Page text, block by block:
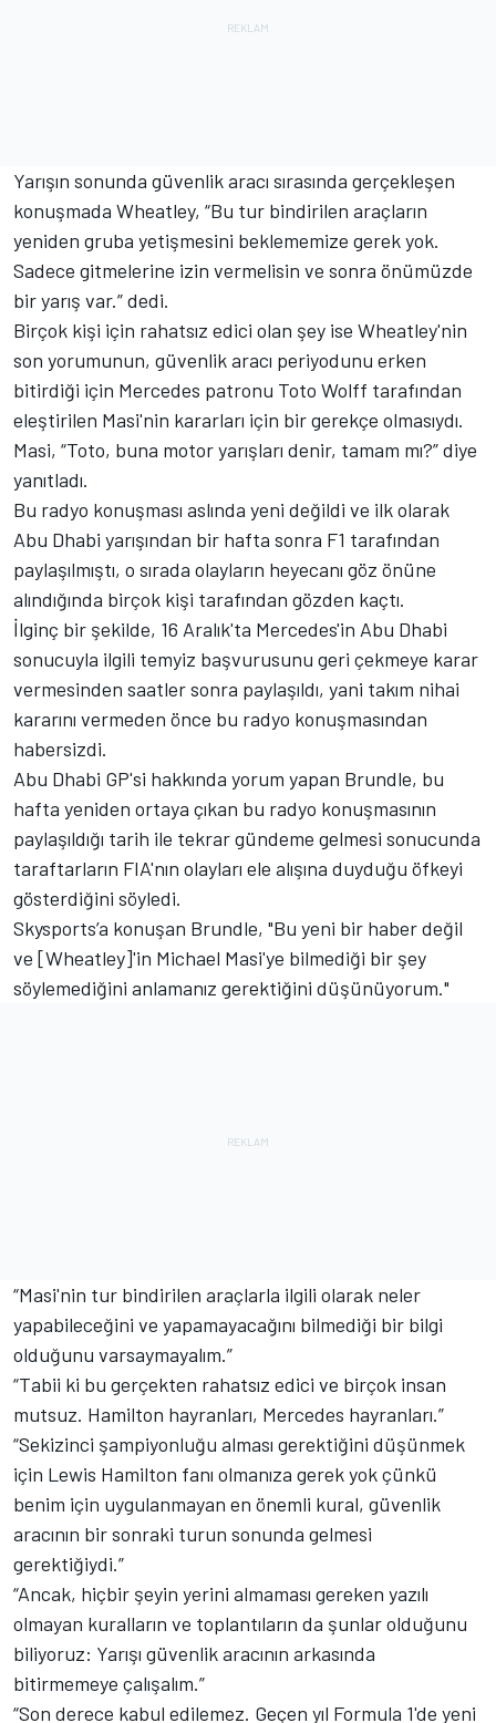
Yarışın sonunda güvenlik aracı sırasında gerçekleşen
konuşmada Wheatley, “Bu tur bindirilen araçların
yeniden gruba yetişmesini beklememize gerek yok.
Sadece gitmelerine izin vermelisin ve sonra önümüzde
bir yarış var.” dedi.
Birçok kişi için rahatsız edici olan şey ise Wheatley'nin
son yorumunun, güvenlik aracı periyodunu erken
bitirdiği için Mercedes patronu Toto Wolff tarafından
eleştirilen Masi'nin kararları için bir gerekçe olmasıydı.
Masi, “Toto, buna motor yarışları denir, tamam mı?” diye
yanıtladı.
Bu radyo konuşması aslında yeni değildi ve ilk olarak
Abu Dhabi yarışından bir hafta sonra F1 tarafından
paylaşılmıştı, o sırada olayların heyecanı göz önüne
alındığında birçok kişi tarafından gözden kaçtı.
İlginç bir şekilde, 16 Aralık'ta Mercedes'in Abu Dhabi
sonucuyla ilgili temyiz başvurusunu geri çekmeye karar
vermesinden saatler sonra paylaşıldı, yani takım nihai
kararını vermeden önce bu radyo konuşmasından
habersizdi.
Abu Dhabi GP'si hakkında yorum yapan Brundle, bu
hafta yeniden ortaya çıkan bu radyo konuşmasının
paylaşıldığı tarih ile tekrar gündeme gelmesi sonucunda
taraftarların FIA'nın olayları ele alışına duyduğu öfkeyi
gösterdiğini söyledi.
Skysports’a konuşan Brundle, "Bu yeni bir haber değil
ve [Wheatley]'in Michael Masi'ye bilmediği bir şey
söylemediğini anlamanız gerektiğini düşünüyorum."
“Masi'nin tur bindirilen araçlarla ilgili olarak neler
yapabileceğini ve yapamayacağını bilmediği bir bilgi
olduğunu varsaymayalım.”
“Tabii ki bu gerçekten rahatsız edici ve birçok insan
mutsuz. Hamilton hayranları, Mercedes hayranları.”
“Sekizinci şampiyonluğu alması gerektiğini düşünmek
için Lewis Hamilton fanı olmanıza gerek yok çünkü
benim için uygulanmayan en önemli kural, güvenlik
aracının bir sonraki turun sonunda gelmesi
gerektiğiydi.”
“Ancak, hiçbir şeyin yerini almaması gereken yazılı
olmayan kuralların ve toplantıların da şunlar olduğunu
biliyoruz: Yarışı güvenlik aracının arkasında
bitirmemeye çalışalım.”
“Son derece kabul edilemez. Geçen yıl Formula 1'de yeni